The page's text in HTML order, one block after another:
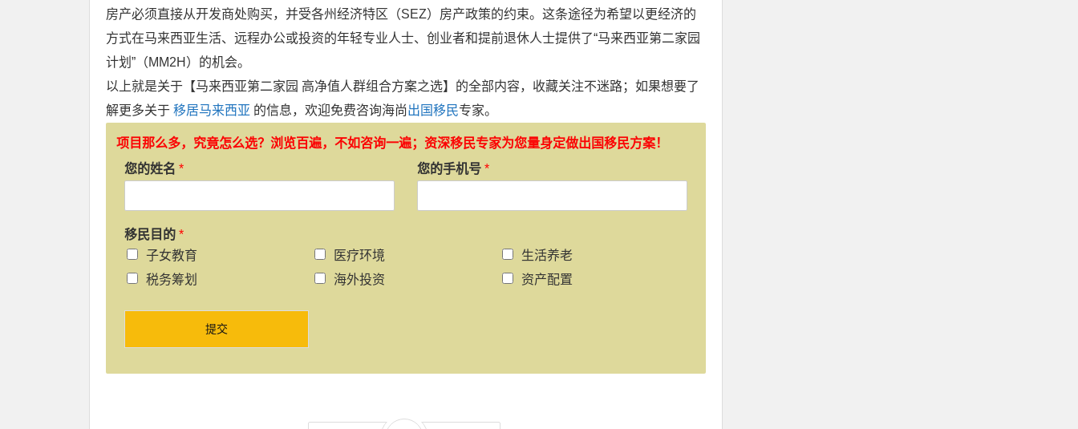
房产必须直接从开发商处购买，并受各州经济特区（SEZ）房产政策的约束。这条途径为希望以更经济的
方式在马来西亚生活、远程办公或投资的年轻专业人士、创业者和提前退休人士提供了“马来西亚第二家园
计划”（MM2H）的机会。
以上就是关于【马来西亚第二家园 高净值人群组合方案之选】的全部内容，收藏关注不迷路；如果想要了
解更多关于 移居马来西亚 的信息，欢迎免费咨询海尚出国移民专家。
项目那么多，究竟怎么选？浏览百遍，不如咨询一遍；资深移民专家为您量身定做出国移民方案！
您的姓名 * 您的手机号 *
移民目的 *
子女教育
医疗环境
生活养老
税务筹划
海外投资 资产配置
提交